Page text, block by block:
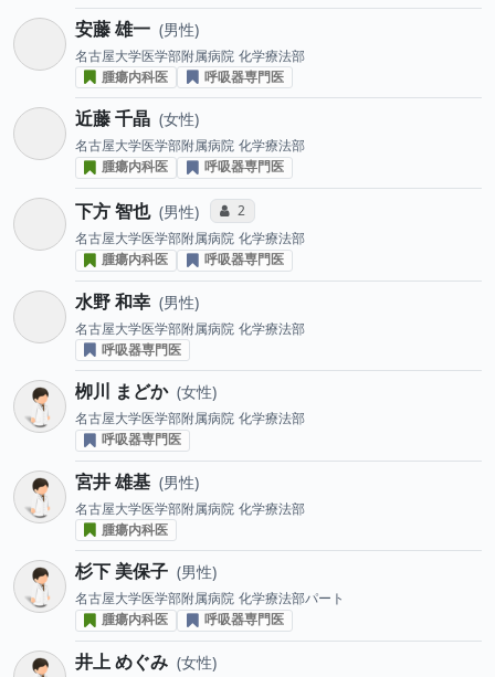
安藤 雄一 男性
名古屋大学医学部附属病院 化学療法部
腫瘍内科医
呼吸器専門医
近藤 千晶 女性
名古屋大学医学部附属病院 化学療法部
腫瘍内科医
呼吸器専門医
下方 智也 男性 コミュニケーション・タイプ投票数
2
名古屋大学医学部附属病院 化学療法部
腫瘍内科医
呼吸器専門医
水野 和幸 男性
名古屋大学医学部附属病院 化学療法部
呼吸器専門医
栁川 まどか 女性
名古屋大学医学部附属病院 化学療法部
呼吸器専門医
宮井 雄基 男性
名古屋大学医学部附属病院 化学療法部
腫瘍内科医
杉下 美保子 男性
名古屋大学医学部附属病院 化学療法部パート
腫瘍内科医
呼吸器専門医
井上 めぐみ 女性